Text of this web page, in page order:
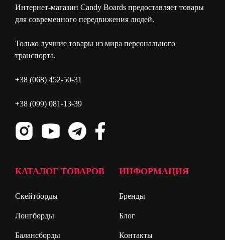
Интернет-магазин Candy Boards предоставляет товары
для современного передвижения людей.
Только лучшие товары из мира персонального
транспорта.
+38 (068) 452-50-31
+38 (099) 081-13-39
КАТАЛОГ ТОВАРОВ
Скейтборды
Лонгборды
Балансборды
ИНФОРМАЦИЯ
Бренды
Блог
Контакты